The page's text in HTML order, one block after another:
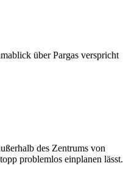
über Pargas verspricht
des Zentrums von
problemlos einplanen lässt.